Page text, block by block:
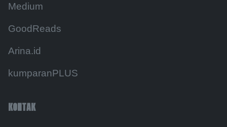
Medium
GoodReads
Arina.id
kumparanPLUS
KONTAK